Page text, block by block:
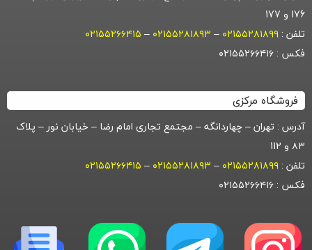
176 و 177
تلفن : ۰۲۱۵۵۲۸۱۸۹۹ – ۰۲۱۵۵۲۸۱۸۹۳ – ۰۲۱۵۵۲۶۶۴۱۵
فکس : ۰۲۱۵۵۲۶۶۴۱۶
فروشگاه مرکزی
آدرس : تهران – چهاردانگه – مجتمع تجاری امام رضا – خیابان نور – پلاک
۸۳ و 112
تلفن : ۰۲۱۵۵۲۸۱۸۹۹ – ۰۲۱۵۵۲۸۱۸۹۳ – ۰۲۱۵۵۲۶۶۴۱۵
فکس : ۰۲۱۵۵۲۶۶۴۱۶